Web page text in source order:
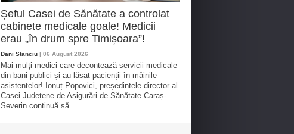
Șeful Casei de Sănătate a controlat
cabinete medicale goale! Medicii
erau „în drum spre Timișoara”!
Dani Stanciu | 06 August 2026
Mai mulți medici care decontează servicii medicale
din bani publici și-au lăsat pacienții în mâinile
asistentelor! Ionuț Popovici, președintele-director al
Casei Județene de Asigurări de Sănătate Caraș-
Severin continuă să...